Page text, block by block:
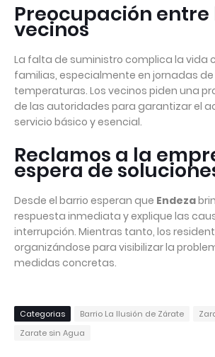
Preocupación entre
vecinos
La falta de suministro complica la vida
familias, especialmente en jornadas
temperaturas. Los vecinos piden una
de las autoridades para garantizar el
servicio básico y esencial.
Reclamos a la
espera de
Desde el barrio esperan que Endeza
respuesta inmediata y explique las
interrupción. Mientras tanto, los
organizándose para visibilizar la
medidas concretas.
Categorias Barrio La Ilusión de Zárate
Zarate sin Agua